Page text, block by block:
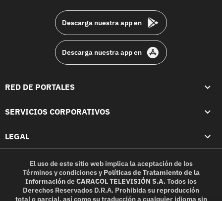
Descarga nuestra app en
Descarga nuestra app en
RED DE PORTALES
SERVICIOS CORPORATIVOS
LEGAL
El uso de este sitio web implica la aceptación de los
Términos y condicionesy Políticas de Tratamiento de la
InformacióndeCARACOL TELEVISIÓN S.A.Todos los
Derechos Reservados D.R.A. Prohibida su reproducción
total o parcial, así como su traducción a cualquier idioma sin